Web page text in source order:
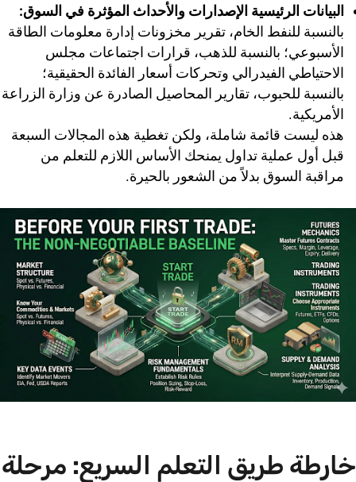
البيانات الرئيسية الإصدارات والأحداث المؤثرة في السوق:
بالنسبة للنفط الخام، تقرير مخزونات إدارة معلومات الطاقة
الأسبوعي؛ بالنسبة للذهب، قرارات اجتماعات مجلس
الاحتياطي الفيدرالي وتحركات أسعار الفائدة الحقيقية؛
بالنسبة للحبوب، تقارير المحاصيل الصادرة عن وزارة الزراعة
الأمريكية.
هذه ليست قائمة شاملة، ولكن تغطية هذه المجالات السبعة
قبل أول عملية تداول يمنحك الأساس اللازم للتعلم من
مراقبة السوق بدلاً من الشعور بالحيرة.
خارطة طريق التعلم السريع: مرحلة